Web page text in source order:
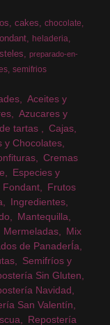
cakes chocolate
heladeria
preparado-en-
semifrios
Aceites y
Azucares y
tartas
Cajas
y Chocolates
Cremas
Especies y
Fondant
Frutos
Ingredientes
Mantequilla
Mermeladas
Mix
de PanaderÍa
Semifríos y
Sin Gluten
Navidad
San Valentín
Repostería